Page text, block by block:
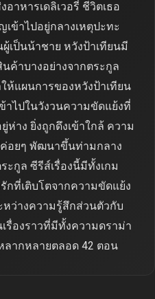
าหารเดลิเวอรี่ ชีวิตเธอ
เข้าไปอยู่กลางเหตุปะทะ
เป็นน้าชาย หวังป้าเทียนมี
ค้าบางอย่างจากตระกูล
ห้แผนการของหวังป้าเทียน
าไปในวังวนความขัดแย้งที่
ห่าง ยิ่งถูกดึงเข้าใกล้ ความ
อยๆ พัฒนาขึ้นท่ามกลาง
ะกูล ซีรีส์เรื่องนี้มีทั้งเกม
กที่เติบโตจากความขัดแย้ง
หว่างความรู้สึกส่วนตัวกับ
รื่องราวที่มีทั้งความดราม่า
ากหลายตลอด 42 ตอน